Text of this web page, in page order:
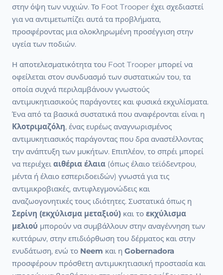
στην όψη των νυχιών. Το Foot Trooper έχει σχεδιαστεί
για να αντιμετωπίζει αυτά τα προβλήματα,
προσφέροντας μια ολοκληρωμένη προσέγγιση στην
υγεία των ποδιών.
Η αποτελεσματικότητα του Foot Trooper μπορεί να
οφείλεται στον συνδυασμό των συστατικών του, τα
οποία συχνά περιλαμβάνουν γνωστούς
αντιμυκητιασικούς παράγοντες και φυσικά εκχυλίσματα.
Ένα από τα βασικά συστατικά που αναφέρονται είναι η
Κλοτριμαζόλη, ένας ευρέως αναγνωρισμένος
αντιμυκητιασικός παράγοντας που δρα αναστέλλοντας
την ανάπτυξη των μυκήτων. Επιπλέον, το σπρέι μπορεί
να περιέχει αιθέρια έλαια (όπως έλαιο τεϊόδεντρου,
μέντα ή έλαιο εσπεριδοειδών) γνωστά για τις
αντιμικροβιακές, αντιφλεγμονώδεις και
αναζωογονητικές τους ιδιότητες. Συστατικά όπως η
Σερίνη (εκχύλισμα μεταξιού) και το εκχύλισμα
μελιού μπορούν να συμβάλλουν στην αναγέννηση των
κυττάρων, στην επιδιόρθωση του δέρματος και στην
ενυδάτωση, ενώ το Neem και η Gobernadora
προσφέρουν πρόσθετη αντιμυκητιασική προστασία και